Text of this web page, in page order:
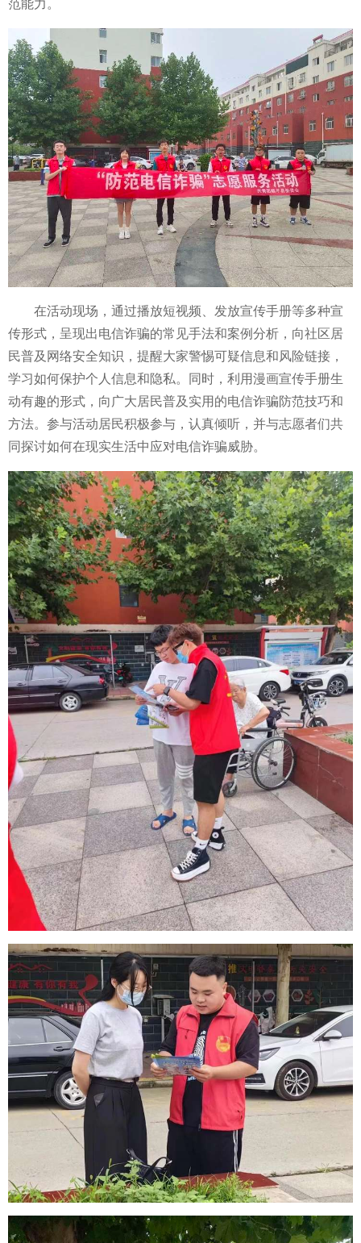
范能力。
在活动现场，通过播放短视频、发放宣传手册等多种宣
传形式，呈现出电信诈骗的常见手法和案例分析，向社区居
民普及网络安全知识，提醒大家警惕可疑信息和风险链接，
学习如何保护个人信息和隐私。同时，利用漫画宣传手册生
动有趣的形式，向广大居民普及实用的电信诈骗防范技巧和
方法。参与活动居民积极参与，认真倾听，并与志愿者们共
同探讨如何在现实生活中应对电信诈骗威胁。